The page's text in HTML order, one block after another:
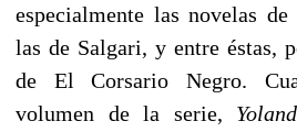
especialmente las novelas
las de Salgari, y entre éstas,
de El Corsario Negro.
volumen de la serie,